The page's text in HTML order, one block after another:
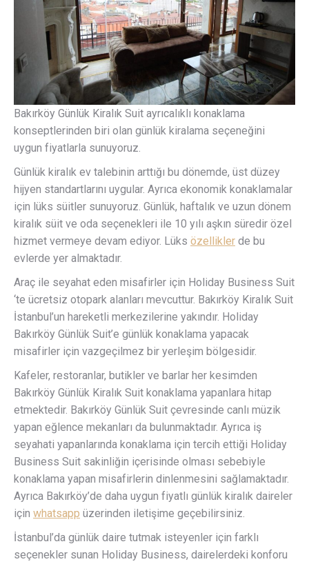
Bakırköy Günlük Kiralık Suit ayrıcalıklı konaklama
konseptlerinden biri olan günlük kiralama seçeneğini
uygun fiyatlarla sunuyoruz.
Günlük kiralık ev talebinin arttığı bu dönemde, üst düzey
hijyen standartlarını uygular. Ayrıca ekonomik konaklamalar
için lüks süitler sunuyoruz. Günlük, haftalık ve uzun dönem
kiralık süit ve oda seçenekleri ile 10 yılı aşkın süredir özel
hizmet vermeye devam ediyor. Lüks özellikler de bu
evlerde yer almaktadır.
Araç ile seyahat eden misafirler için Holiday Business Suit
‘te ücretsiz otopark alanları mevcuttur. Bakırköy Kiralık Suit
İstanbul’un hareketli merkezilerine yakındır. Holiday
Bakırköy Günlük Suit’e günlük konaklama yapacak
misafirler için vazgeçilmez bir yerleşim bölgesidir.
Kafeler, restoranlar, butikler ve barlar her kesimden
Bakırköy Günlük Kiralık Suit konaklama yapanlara hitap
etmektedir. Bakırköy Günlük Suit çevresinde canlı müzik
yapan eğlence mekanları da bulunmaktadır. Ayrıca iş
seyahati yapanlarında konaklama için tercih ettiği Holiday
Business Suit sakinliğin içerisinde olması sebebiyle
konaklama yapan misafirlerin dinlenmesini sağlamaktadır.
Ayrıca Bakırköy’de daha uygun fiyatlı günlük kiralık daireler
için whatsapp üzerinden iletişime geçebilirsiniz.
İstanbul’da günlük daire tutmak isteyenler için farklı
seçenekler sunan Holiday Business, dairelerdeki konforu